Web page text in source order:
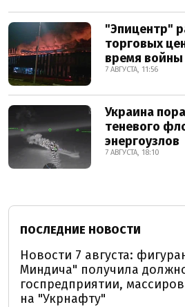
"Эпицентр"
торговых
время войны
7 АВГУСТА, 11:56
Украина
теневого
энергоузлов
7 АВГУСТА, 18:10
ПОСЛЕДНИЕ НОВОСТИ
Новости 7 августа:
Миндича" получила
госпредприятии,
на "Укрнафту"